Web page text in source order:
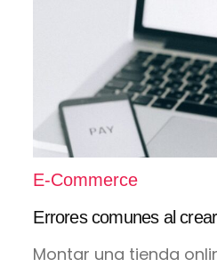
E-Commerce
Errores comunes al
Montar una tienda